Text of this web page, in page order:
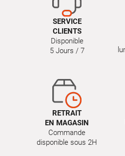
SERVICE
CLIENTS
Disponible
5 Jours / 7
RETRAIT
EN MAGASIN
Commande
disponible sous 2H